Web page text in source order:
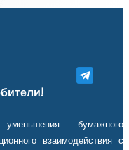
бумажного
взаимодействия с